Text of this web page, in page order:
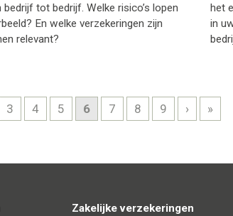
bedrijf tot bedrijf. Welke risico’s lopen
En welke verzekeringen zijn
relevant?
het
in
3 4 5 6 7 8 9 › »
Zakelijke verzekeringen